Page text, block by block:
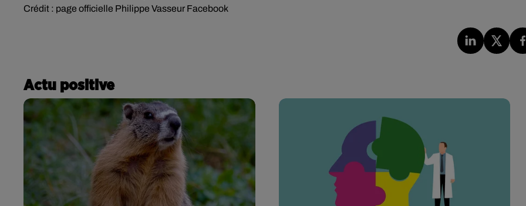
Crédit : page officielle Philippe Vasseur Facebook
Actu positive